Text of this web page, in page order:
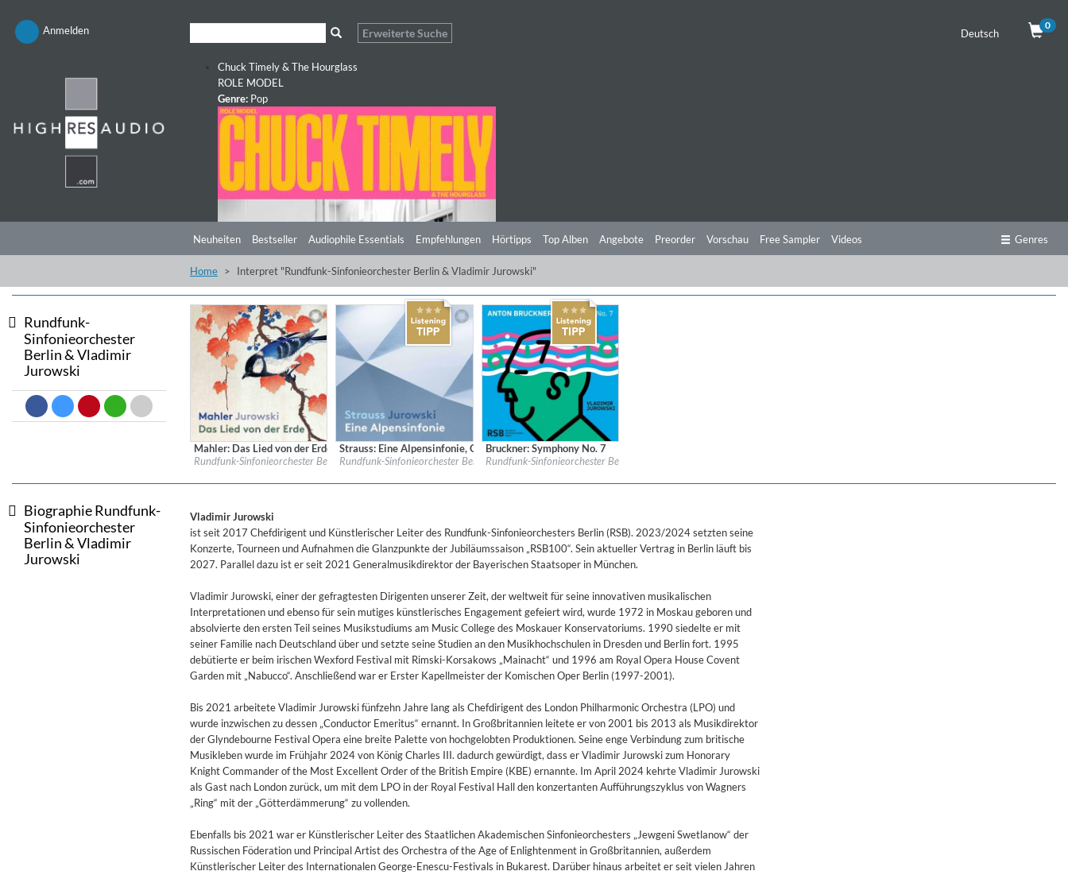
Anmelden Erweiterte Suche Deutsch
0
Chuck Timely & The Hourglass
ROLE MODEL
Genre: Pop
Dreamscapes II
Thomas Lemmer
Genre:Electronic
For All Your Flowers
Skuli Sverrisson & Bill Frisell
Genre:
Jazz
Neuheiten Bestseller Audiophile Essentials Empfehlungen Hörtipps Top Alben Angebote Preorder Vorschau Free Sampler Videos Genres
Home Interpret "Rundfunk-Sinfonieorchester Berlin & Vladimir Jurowski"
Rundfunk-
Sinfonieorchester
Berlin & Vladimir
Jurowski
Label:PentaTone
$ 15,10
Mahler: Das Lied von der Erde (Live)
Rundfunk-Sinfonieorchester Berlin & Vladimir Jurowski
Label:PentaTone
$ 14,20
Strauss: Eine Alpensinfonie, Op. 64, TrV 233 (Live)
Rundfunk-Sinfonieorchester Berlin & Vladimir Jurowski
Label:Platoon
$ 14,20
Bruckner: Symphony No. 7
Rundfunk-Sinfonieorchester Berlin & Vladimir Jurowski
Biographie Rundfunk-
Sinfonieorchester
Berlin & Vladimir
Jurowski
Vladimir Jurowski
ist seit 2017 Chefdirigent und Künstlerischer Leiter des Rundfunk-Sinfonieorchesters Berlin (RSB). 2023/2024 setzten seine
Konzerte, Tourneen und Aufnahmen die Glanzpunkte der Jubiläumssaison „RSB100“. Sein aktueller Vertrag in Berlin läuft bis
2027. Parallel dazu ist er seit 2021 Generalmusikdirektor der Bayerischen Staatsoper in München.
Vladimir Jurowski, einer der gefragtesten Dirigenten unserer Zeit, der weltweit für seine innovativen musikalischen
Interpretationen und ebenso für sein mutiges künstlerisches Engagement gefeiert wird, wurde 1972 in Moskau geboren und
absolvierte den ersten Teil seines Musikstudiums am Music College des Moskauer Konservatoriums. 1990 siedelte er mit
seiner Familie nach Deutschland über und setzte seine Studien an den Musikhochschulen in Dresden und Berlin fort. 1995
debütierte er beim irischen Wexford Festival mit Rimski-Korsakows „Mainacht“ und 1996 am Royal Opera House Covent
Garden mit „Nabucco“. Anschließend war er Erster Kapellmeister der Komischen Oper Berlin (1997-2001).
Bis 2021 arbeitete Vladimir Jurowski fünfzehn Jahre lang als Chefdirigent des London Philharmonic Orchestra (LPO) und
wurde inzwischen zu dessen „Conductor Emeritus“ ernannt. In Großbritannien leitete er von 2001 bis 2013 als Musikdirektor
der Glyndebourne Festival Opera eine breite Palette von hochgelobten Produktionen. Seine enge Verbindung zum britische
Musikleben wurde im Frühjahr 2024 von König Charles III. dadurch gewürdigt, dass er Vladimir Jurowski zum Honorary
Knight Commander of the Most Excellent Order of the British Empire (KBE) ernannte. Im April 2024 kehrte Vladimir Jurowski
als Gast nach London zurück, um mit dem LPO in der Royal Festival Hall den konzertanten Aufführungszyklus von Wagners
„Ring“ mit der „Götterdämmerung“ zu vollenden.
Ebenfalls bis 2021 war er Künstlerischer Leiter des Staatlichen Akademischen Sinfonieorchesters „Jewgeni Swetlanow“ der
Russischen Föderation und Principal Artist des Orchestra of the Age of Enlightenment in Großbritannien, außerdem
Künstlerischer Leiter des Internationalen George-Enescu-Festivals in Bukarest. Darüber hinaus arbeitet er seit vielen Jahren